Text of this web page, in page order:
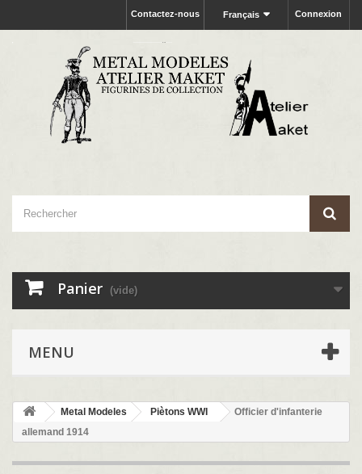
Connexion
Français
Contactez-nous
Panier (vide)
MENU
Metal Modeles Piètons WWI
Officier d'infanterie
allemand 1914